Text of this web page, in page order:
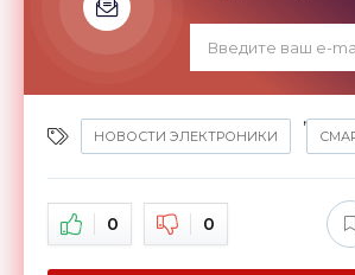
НОВОСТИ ЭЛЕКТРОНИКИ
,
0 0